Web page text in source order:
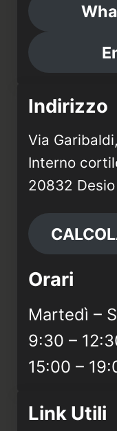
Indirizzo
Via
Interno
20832 Desio
Orari
Martedì –
9:30 –
15:00 –
Link Utili